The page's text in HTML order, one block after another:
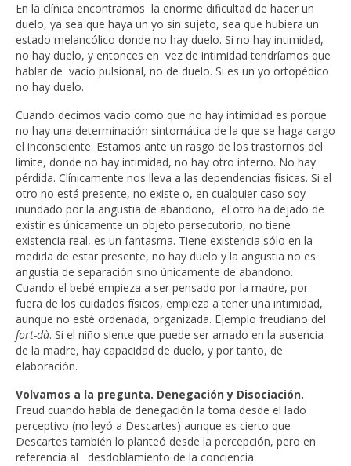
En la clínica encontramos la enorme dificultad de hacer un
duelo, ya sea que haya un yo sin sujeto, sea que hubiera un
estado melancólico donde no hay duelo. Si no hay intimidad,
no hay duelo, y entonces en vez de intimidad tendríamos que
hablar de vacío pulsional, no de duelo. Si es un yo ortopédico
no hay duelo.
Cuando decimos vacío como que no hay intimidad es porque
no hay una determinación sintomática de la que se haga cargo
el inconsciente. Estamos ante un rasgo de los trastornos del
límite, donde no hay intimidad, no hay otro interno. No hay
pérdida. Clínicamente nos lleva a las dependencias físicas. Si el
otro no está presente, no existe o, en cualquier caso soy
inundado por la angustia de abandono, el otro ha dejado de
existir es únicamente un objeto persecutorio, no tiene
existencia real, es un fantasma. Tiene existencia sólo en la
medida de estar presente, no hay duelo y la angustia no es
angustia de separación sino únicamente de abandono.
Cuando el bebé empieza a ser pensado por la madre, por
fuera de los cuidados físicos, empieza a tener una intimidad,
aunque no esté ordenada, organizada. Ejemplo freudiano del
fort-dà. Si el niño siente que puede ser amado en la ausencia
de la madre, hay capacidad de duelo, y por tanto, de
elaboración.
Volvamos a la pregunta. Denegación y Disociación.
Freud cuando habla de denegación la toma desde el lado
perceptivo (no leyó a Descartes) aunque es cierto que
Descartes también lo planteó desde la percepción, pero en
referencia al desdoblamiento de la conciencia.